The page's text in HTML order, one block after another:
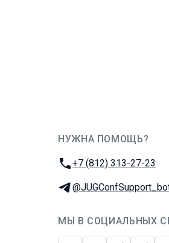
НУЖНА ПОМОЩЬ?
Телефон:
+7 (812) 313-27-23
Телеграм:
МЫ В СОЦИАЛЬНЫХ